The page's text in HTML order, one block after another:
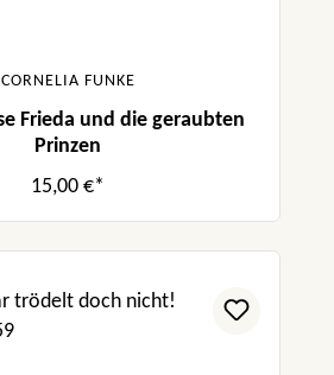
CORNELIA FUNKE
Frieda und die geraubten
Prinzen
15,00 €*